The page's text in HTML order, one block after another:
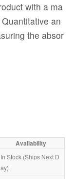
with a ma
an
the absor
Availability
In Stock (Ships Next D
ay)